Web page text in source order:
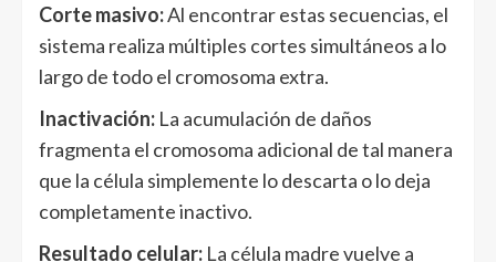
Corte masivo:Al encontrar estas secuencias, el
sistema realiza múltiples cortes simultáneos a lo
largo de todo el cromosoma extra.
Inactivación: La acumulación de daños
fragmenta el cromosoma adicional de tal manera
que la célula simplemente lo descarta o lo deja
completamente inactivo.
Resultado celular: La célula madre vuelve a